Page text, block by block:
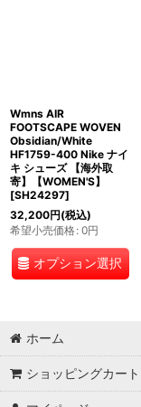
Wmns AIR
FOOTSCAPE WOVEN
Obsidian/White
HF1759-400 Nike ナイ
キ シューズ 【海外取
寄】【WOMEN'S】
[SH24297]
32,200円(税込)
希望小売価格: 0円
オプション選択
ホーム
ショッピングカート